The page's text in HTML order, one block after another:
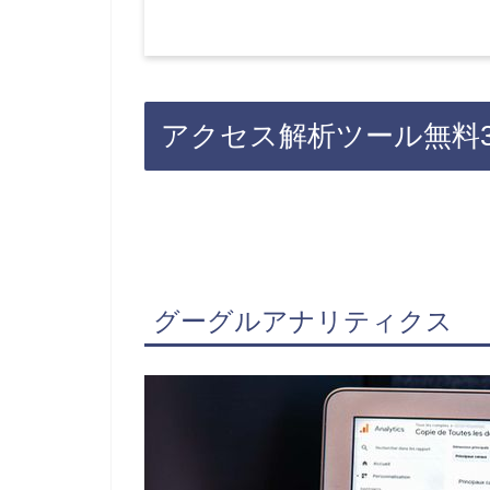
アクセス解析ツール無料
グーグルアナリティクス